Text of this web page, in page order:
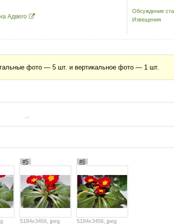
Адвего
Обсуждение
Извещения
фото — 5 шт. и вертикальное фото — 1 шт.
#5
5184x3456, jpeg
#6
5184x3456, jpeg